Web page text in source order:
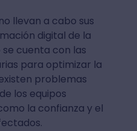
llevan a cabo sus
digital de la
cuenta con las
para optimizar la
problemas
los equipos
la confianza y el